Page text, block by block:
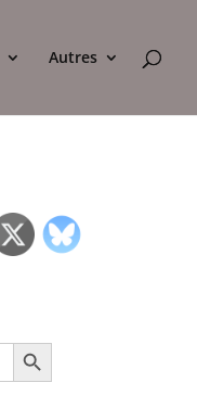
Autres
Search Button